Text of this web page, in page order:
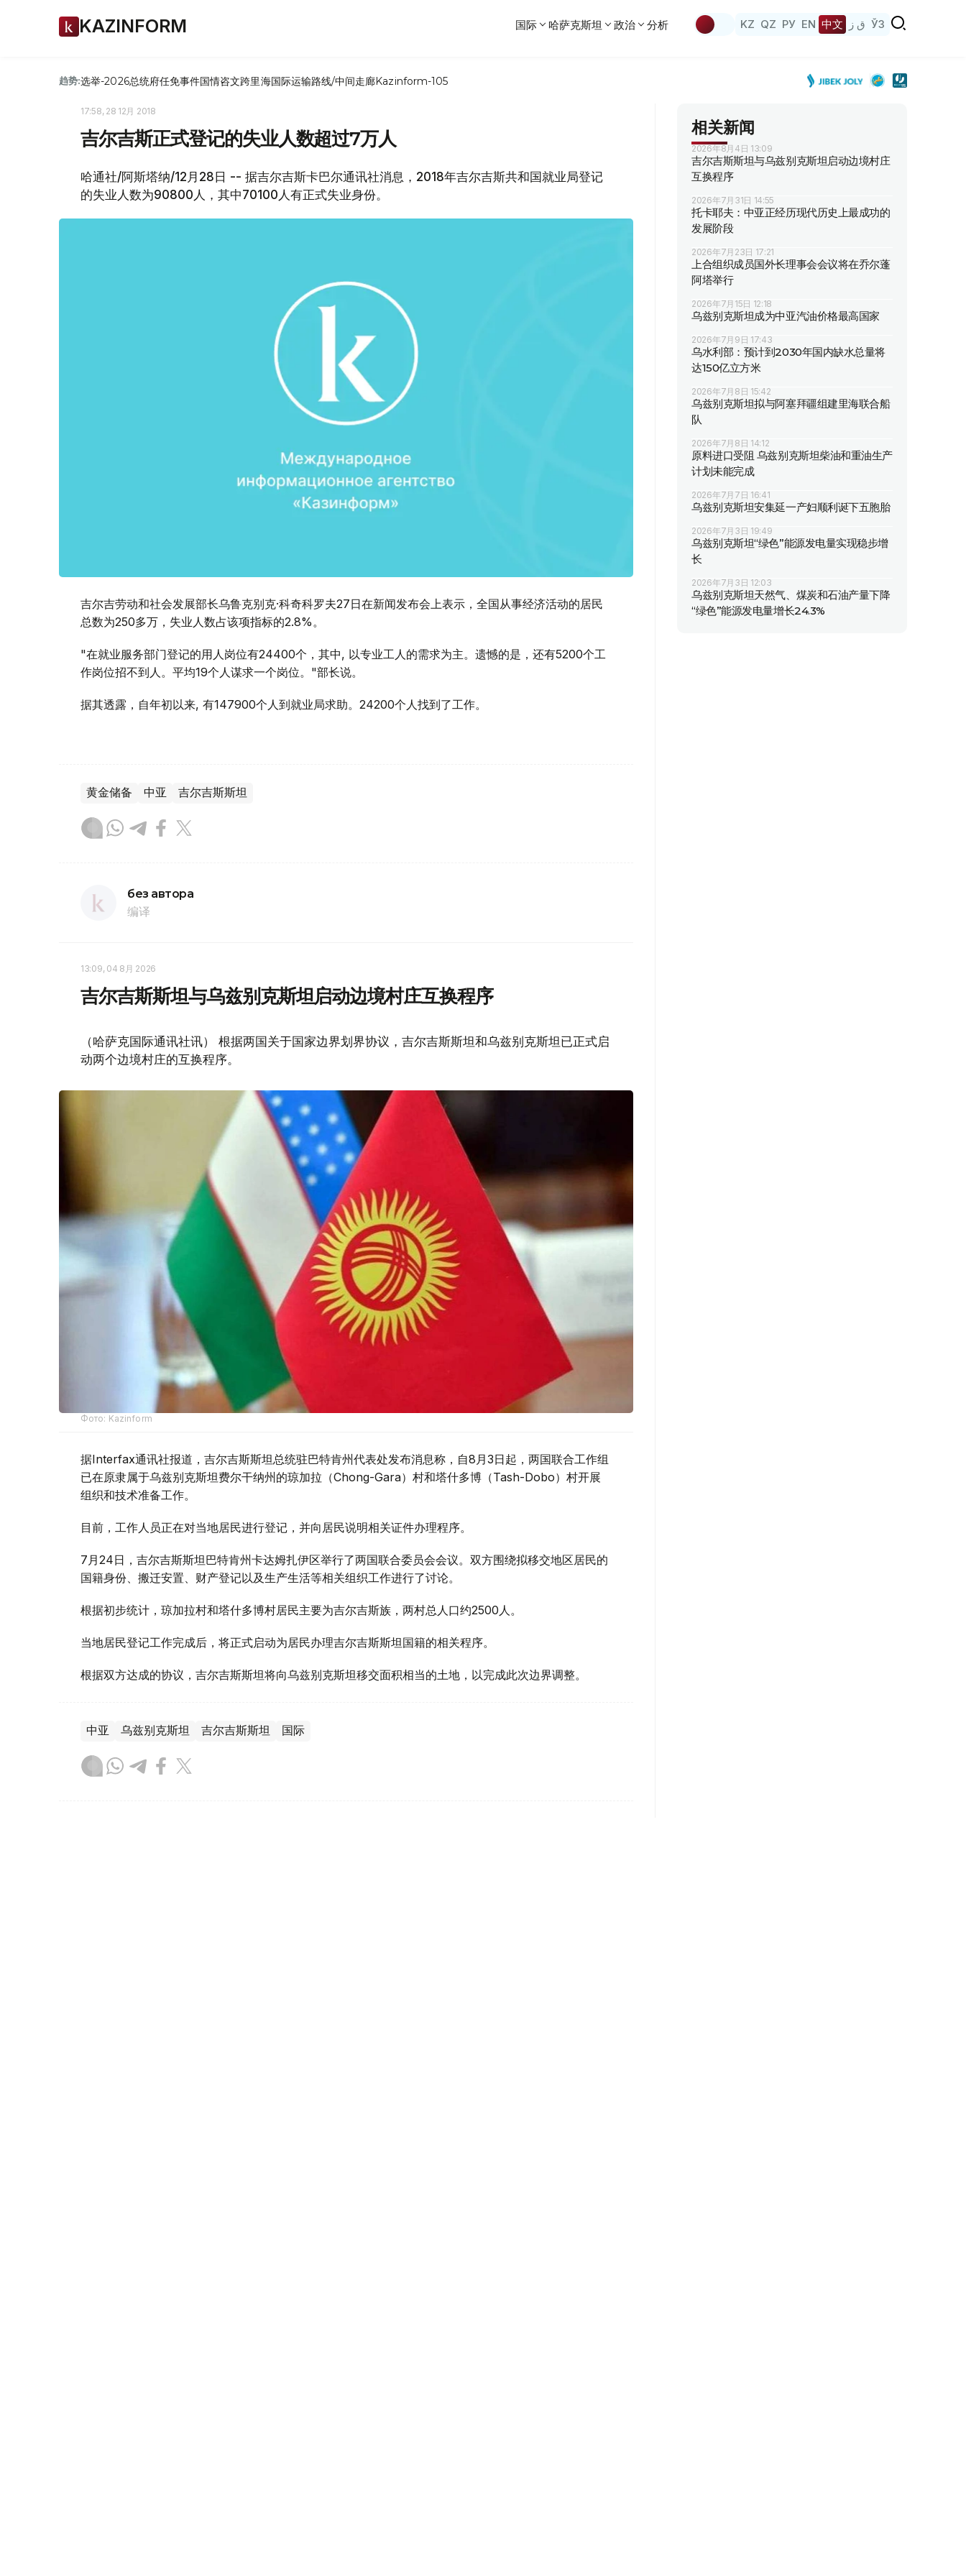
KAZINFORM 国际 哈萨克斯坦 政治 分析 KZ QZ РУ EN 中文 ق ز ЎЗ
趋势:选举-2026总统府任免事件国情咨文跨里海国际运输路线/中间走廊Kazinform-105
17:58, 28 12月 2018
吉尔吉斯正式登记的失业人数超过7万人
哈通社/阿斯塔纳/12月28日 -- 据吉尔吉斯卡巴尔通讯社消息，2018年吉尔吉斯共和国就业局登记
的失业人数为90800人，其中70100人有正式失业身份。
吉尔吉劳动和社会发展部长乌鲁克别克·科奇科罗夫27日在新闻发布会上表示，全国从事经济活动的居民
总数为250多万，失业人数占该项指标的2.8%。
"在就业服务部门登记的用人岗位有24400个，其中, 以专业工人的需求为主。遗憾的是，还有5200个工
作岗位招不到人。平均19个人谋求一个岗位。"部长说。
据其透露，自年初以来, 有147900个人到就业局求助。24200个人找到了工作。
黄金储备 中亚 吉尔吉斯斯坦
без автора
编译
13:09, 04 8月 2026
吉尔吉斯斯坦与乌兹别克斯坦启动边境村庄互换程序
（哈萨克国际通讯社讯） 根据两国关于国家边界划界协议，吉尔吉斯斯坦和乌兹别克斯坦已正式启
动两个边境村庄的互换程序。
Фото: Kazinform
据Interfax通讯社报道，吉尔吉斯斯坦总统驻巴特肯州代表处发布消息称，自8月3日起，两国联合工作组
已在原隶属于乌兹别克斯坦费尔干纳州的琼加拉（Chong-Gara）村和塔什多博（Tash-Dobo）村开展
组织和技术准备工作。
目前，工作人员正在对当地居民进行登记，并向居民说明相关证件办理程序。
7月24日，吉尔吉斯斯坦巴特肯州卡达姆扎伊区举行了两国联合委员会会议。双方围绕拟移交地区居民的
国籍身份、搬迁安置、财产登记以及生产生活等相关组织工作进行了讨论。
根据初步统计，琼加拉村和塔什多博村居民主要为吉尔吉斯族，两村总人口约2500人。
当地居民登记工作完成后，将正式启动为居民办理吉尔吉斯斯坦国籍的相关程序。
根据双方达成的协议，吉尔吉斯斯坦将向乌兹别克斯坦移交面积相当的土地，以完成此次边界调整。
中亚 乌兹别克斯坦 吉尔吉斯斯坦 国际
相关新闻
2026年8月4日 13:09
吉尔吉斯斯坦与乌兹别克斯坦启动边境村庄
互换程序
2026年7月31日 14:55
托卡耶夫：中亚正经历现代历史上最成功的
发展阶段
2026年7月23日 17:21
上合组织成员国外长理事会会议将在乔尔蓬
阿塔举行
2026年7月15日 12:18
乌兹别克斯坦成为中亚汽油价格最高国家
2026年7月9日 17:43
乌水利部：预计到2030年国内缺水总量将
达150亿立方米
2026年7月8日 15:42
乌兹别克斯坦拟与阿塞拜疆组建里海联合船
队
2026年7月8日 14:12
原料进口受阻 乌兹别克斯坦柴油和重油生产
计划未能完成
2026年7月7日 16:41
乌兹别克斯坦安集延一产妇顺利诞下五胞胎
2026年7月3日 19:49
乌兹别克斯坦“绿色”能源发电量实现稳步增
长
2026年7月3日 12:03
乌兹别克斯坦天然气、煤炭和石油产量下降
“绿色”能源发电量增长24.3%